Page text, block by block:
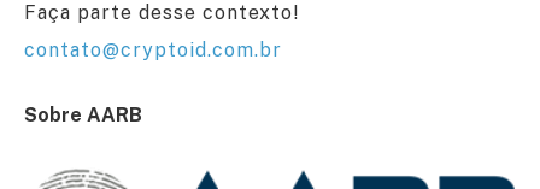
Faça parte desse contexto!
contato@cryptoid.com.br
Sobre AARB